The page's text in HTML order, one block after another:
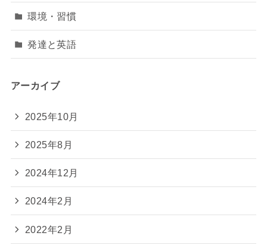
環境・習慣
発達と英語
アーカイブ
2025年10月
2025年8月
2024年12月
2024年2月
2022年2月